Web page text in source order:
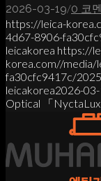
2026-03-19/0 코
https://leica-
4d67-8906-
leicakorea https://
korea.com//
fa30cfc9417c/
leicakorea2026-
Optical 「